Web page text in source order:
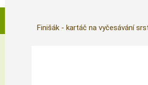
Finišák - kartáč na vyčesávání